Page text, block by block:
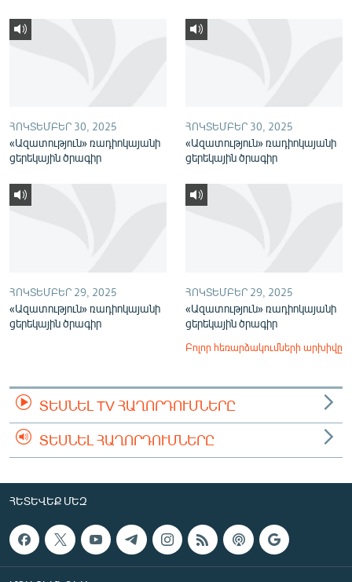
ՀՈԿՏԵՄԲԵՐ 30, 2025
«Ազատություն» ռադիոկայանի
ցերեկային ծրագիր
ՀՈԿՏԵՄԲԵՐ 30, 2025
«Ազատություն» ռադիոկայանի
ցերեկային ծրագիր
ՀՈԿՏԵՄԲԵՐ 29, 2025
«Ազատություն» ռադիոկայանի
ցերեկային ծրագիր
ՀՈԿՏԵՄԲԵՐ 29, 2025
«Ազատություն» ռադիոկայանի
ցերեկային ծրագիր
Բոլոր հեռարձակումների արխիվը
ՏԵՍՆԵԼ TV ՀԱՂՈՐԴՈՒՄՆԵՐԸ
ՏԵՍՆԵԼ ՀԱՂՈՐԴՈՒՄՆԵՐԸ
ՀԵՏԵՎԵՔ ՄԵԶ